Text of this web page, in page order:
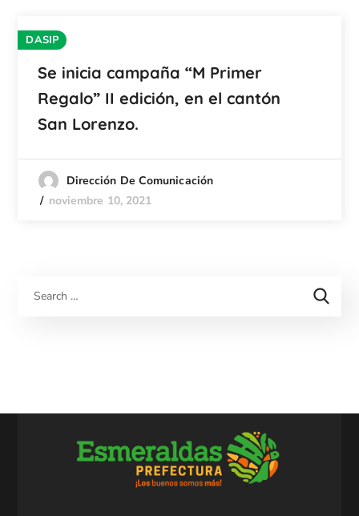
DASIP
Se inicia campaña “M Primer
Regalo” II edición, en el cantón
San Lorenzo.
Dirección De Comunicación
noviembre 10, 2021